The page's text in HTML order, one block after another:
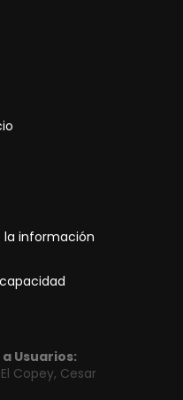
información
Usuarios:
Copey, Cesar